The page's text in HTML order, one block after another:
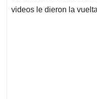
videos le dieron la